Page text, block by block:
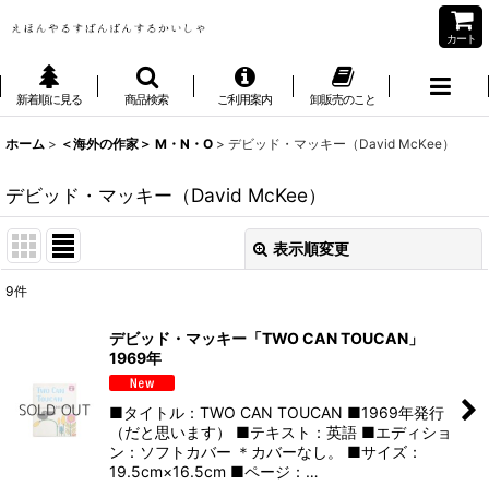
カート
新着順に見る 商品検索 ご利用案内 卸販売のこと
ホーム > ＜海外の作家＞ M・N・O > デビッド・マッキー（David McKee）
デビッド・マッキー（David McKee）
表示順変更
絞り込む
9件
デビッド・マッキー「TWO CAN TOUCAN」
1969年
■タイトル：TWO CAN TOUCAN ■1969年発行
（だと思います） ■テキスト：英語 ■エディショ
ン：ソフトカバー ＊カバーなし。 ■サイズ：
19.5cm×16.5cm ■ページ：…